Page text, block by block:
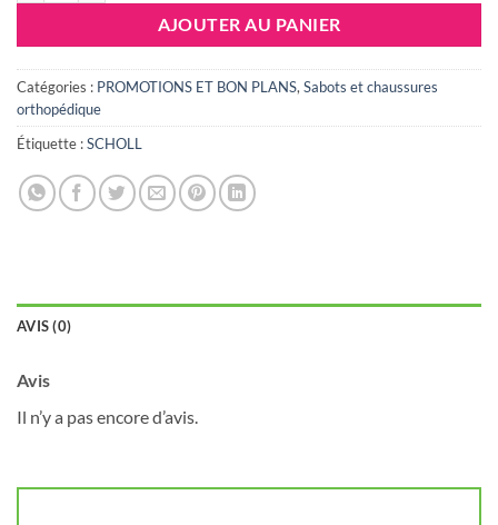
AJOUTER AU PANIER
Catégories : PROMOTIONS ET BON PLANS,Sabots et chaussures
orthopédique
Étiquette :SCHOLL
AVIS (0)
Avis
Il n’y a pas encore d’avis.